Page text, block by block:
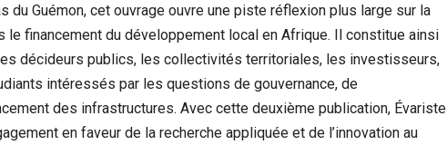
du Guémon, cet ouvrage ouvre une piste réflexion plus large sur la
le financement du développement local en Afrique. Il constitue ainsi
décideurs publics, les collectivités territoriales, les investisseurs,
intéressés par les questions de gouvernance, de
des infrastructures. Avec cette deuxième publication, Évariste
en faveur de la recherche appliquée et de l’innovation au